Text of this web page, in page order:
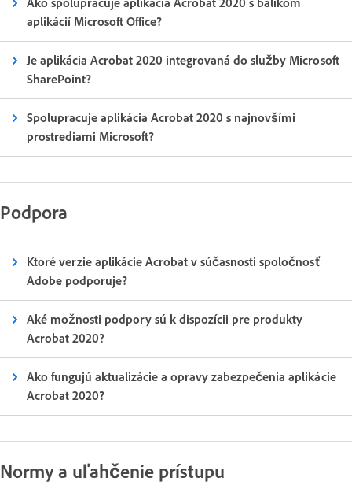
aplikácií Microsoft Office?
Je aplikácia Acrobat 2020 integrovaná do služby Microsoft
SharePoint?
Spolupracuje aplikácia Acrobat 2020 s najnovšími
prostrediami Microsoft?
Podpora
Ktoré verzie aplikácie Acrobat v súčasnosti spoločnosť
Adobe podporuje?
Aké možnosti podpory sú k dispozícii pre produkty
Acrobat 2020?
Ako fungujú aktualizácie a opravy zabezpečenia aplikácie
Acrobat 2020?
Normy a uľahčenie prístupu